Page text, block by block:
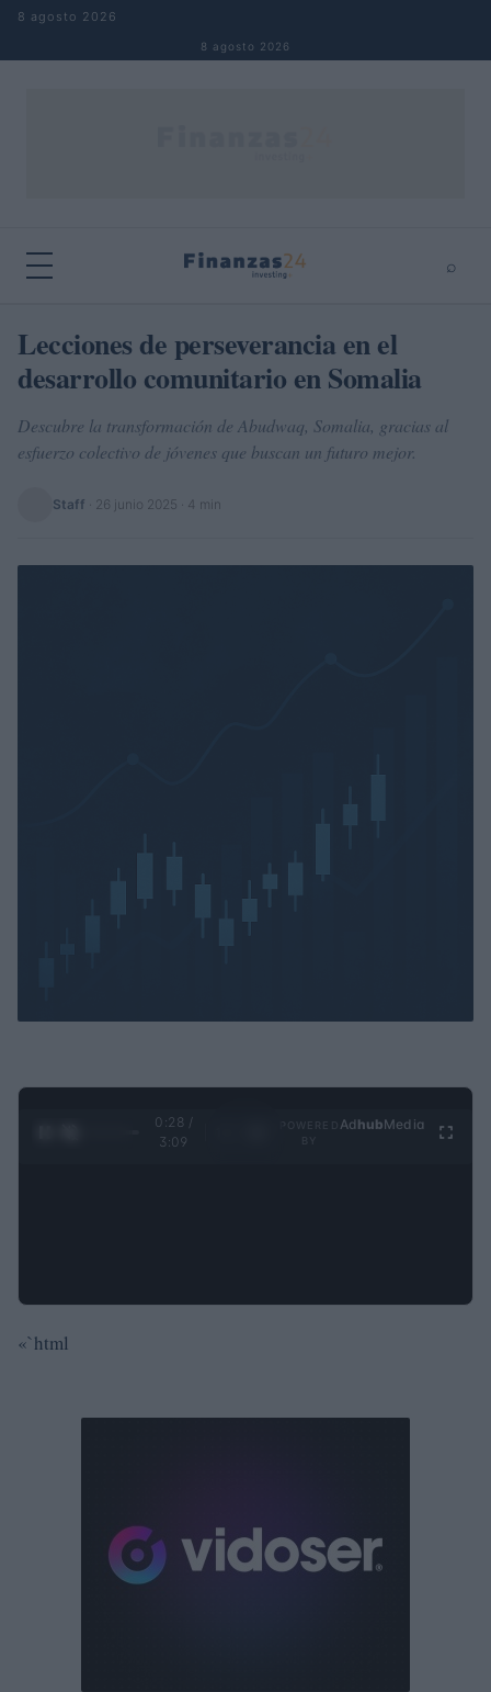
Saltar al contenido
8 agosto 2026
8 agosto 2026
⌕
Buscar
Lecciones de perseverancia en el
desarrollo comunitario en Somalia
Descubre la transformación de Abudwaq, Somalia, gracias al
esfuerzo colectivo de jóvenes que buscan un futuro mejor.
Staff 26 junio 2025 · 4 min
0:29 /
3:09
Ad hubMedia
«`html